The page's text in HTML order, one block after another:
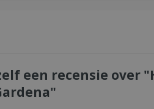
een recensie over